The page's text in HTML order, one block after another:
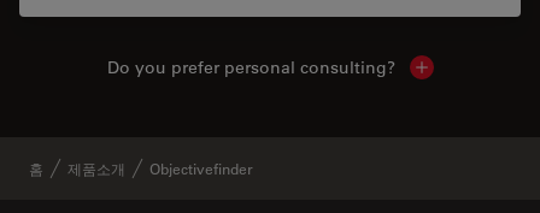
Do you prefer personal consulting? Show local
홈 제품소개 Objectivefinder